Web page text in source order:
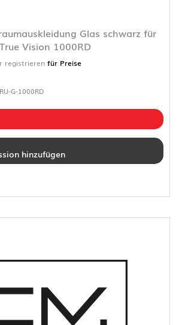
Glas schwarz für
Vision 1000RD
registrieren für Preise
G-1000RD
hinzufügen